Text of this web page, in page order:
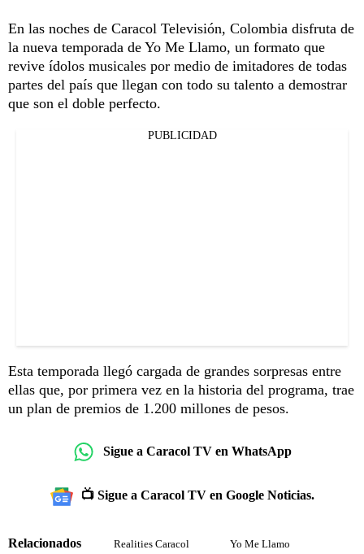
En las noches de Caracol Televisión, Colombia disfruta de
la nueva temporada de Yo Me Llamo, un formato que
revive ídolos musicales por medio de imitadores de todas
partes del país que llegan con todo su talento a demostrar
que son el doble perfecto.
PUBLICIDAD
Esta temporada llegó cargada de grandes sorpresas entre
ellas que, por primera vez en la historia del programa, trae
un plan de premios de 1.200 millones de pesos.
Sigue a Caracol TV en WhatsApp
📺 Sigue a Caracol TV en Google Noticias.
Relacionados Realities Caracol Yo Me Llamo